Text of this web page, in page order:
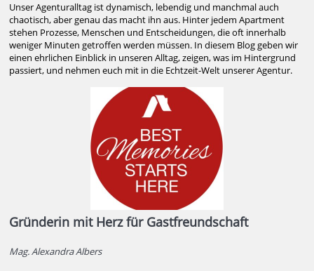
Unser Agenturalltag ist dynamisch, lebendig und manchmal auch
chaotisch, aber genau das macht ihn aus. Hinter jedem Apartment
stehen Prozesse, Menschen und Entscheidungen, die oft innerhalb
weniger Minuten getroffen werden müssen. In diesem Blog geben wir
einen ehrlichen Einblick in unseren Alltag, zeigen, was im Hintergrund
passiert, und nehmen euch mit in die Echtzeit-Welt unserer Agentur.
Gründerin mit Herz für Gastfreundschaft
Mag. Alexandra Albers